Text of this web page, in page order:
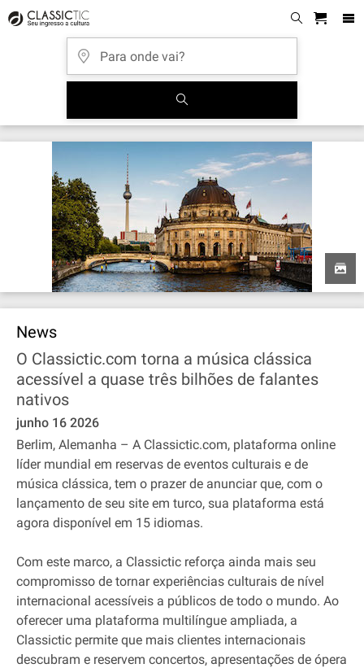
News
O Classictic.com torna a música clássica
acessível a quase três bilhões de falantes
nativos
junho 16 2026
Berlim, Alemanha – A Classictic.com, plataforma online
líder mundial em reservas de eventos culturais e de
música clássica, tem o prazer de anunciar que, com o
lançamento de seu site em turco, sua plataforma está
agora disponível em 15 idiomas.
Com este marco, a Classictic reforça ainda mais seu
compromisso de tornar experiências culturais de nível
internacional acessíveis a públicos de todo o mundo. Ao
oferecer uma plataforma multilíngue ampliada, a
Classictic permite que mais clientes internacionais
descubram e reservem concertos, apresentações de ópera